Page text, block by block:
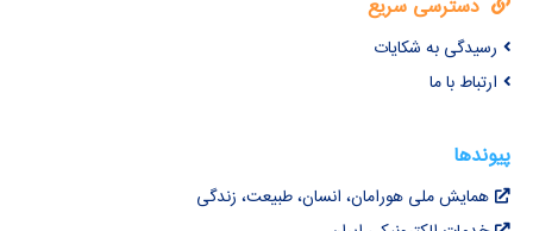
دسترسی سریع
رسیدگی به شکایات
ارتباط با ما
پیوندها
همایش ملی هورامان، انسان، طبیعت، زندگی